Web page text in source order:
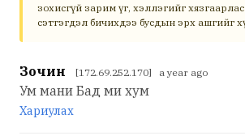
зохисгүй зарим үг, хэллэгийг
сэтгэгдэл бичихдээ бусдын эрх ашгийг
Зочин [172.69.252.170] a year ago
Ум мани Бад ми хум
Хариулах